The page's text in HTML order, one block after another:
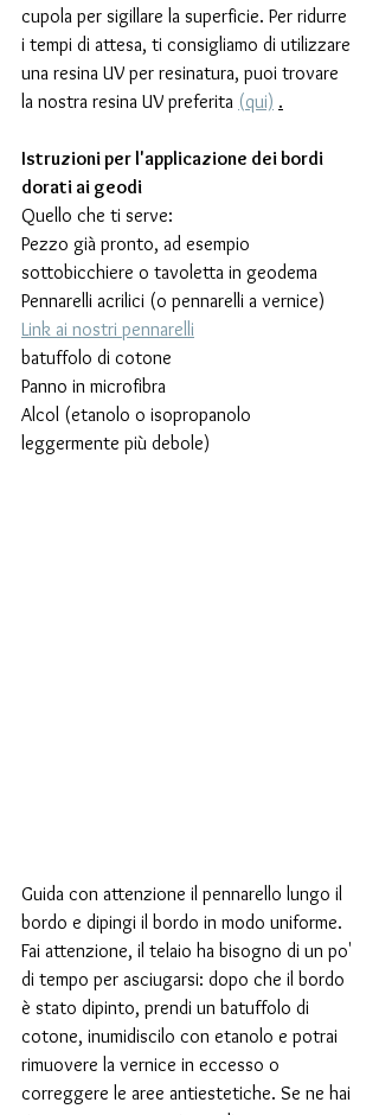
cupola per sigillare la superficie. Per ridurre
i tempi di attesa, ti consigliamo di utilizzare
una resina UV per resinatura, puoi trovare
la nostra resina UV preferita (qui) .
Istruzioni per l'applicazione dei bordi
dorati ai geodi
Quello che ti serve:
Pezzo già pronto, ad esempio
sottobicchiere o tavoletta in geodema
Pennarelli acrilici (o pennarelli a vernice)
Link ai nostri pennarelli
batuffolo di cotone
Panno in microfibra
Alcol (etanolo o isopropanolo
leggermente più debole)
Guida con attenzione il pennarello lungo il
bordo e dipingi il bordo in modo uniforme.
Fai attenzione, il telaio ha bisogno di un po'
di tempo per asciugarsi: dopo che il bordo
è stato dipinto, prendi un batuffolo di
cotone, inumidiscilo con etanolo e potrai
rimuovere la vernice in eccesso o
correggere le aree antiestetiche. Se ne hai